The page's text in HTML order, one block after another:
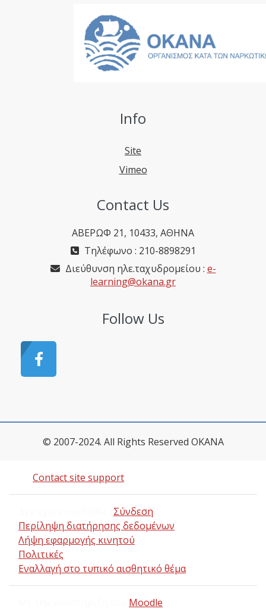
Info
Site
Vimeo
Contact Us
ΑΒΕΡΩΦ 21, 10433, ΑΘΗΝΑ
Τηλέφωνο : 210-8898291
Διεύθυνση ηλε.ταχυδρομείου : e-
learning@okana.gr
Follow Us
© 2007-2024. All Rights Reserved OKANA
Contact site support
Σύνδεση
Περίληψη διατήρησης δεδομένων
Λήψη εφαρμογής κινητού
Πολιτικές
Εναλλαγή στο τυπικό αισθητικό θέμα
Moodle